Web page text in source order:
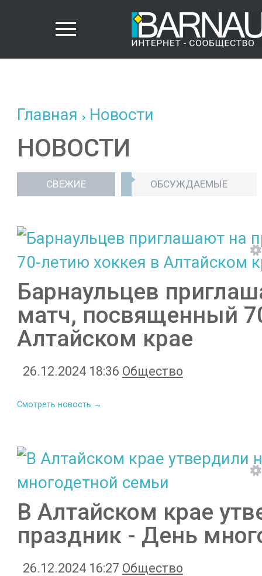
Главная Новости
НОВОСТИ
СВЕЖИЕ ОБСУЖДАЕМЫЕ
Барнаульцев
матч, посвященный
Алтайском крае
26.12.2024 18:36 Общество
Смотреть новость →
В Алтайском крае
праздник - День
26.12.2024 16:27 Общество